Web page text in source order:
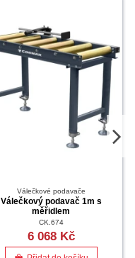
Válečkové podavače
Válečkový podavač 1m s
měřidlem
CK.674
6 068 Kč